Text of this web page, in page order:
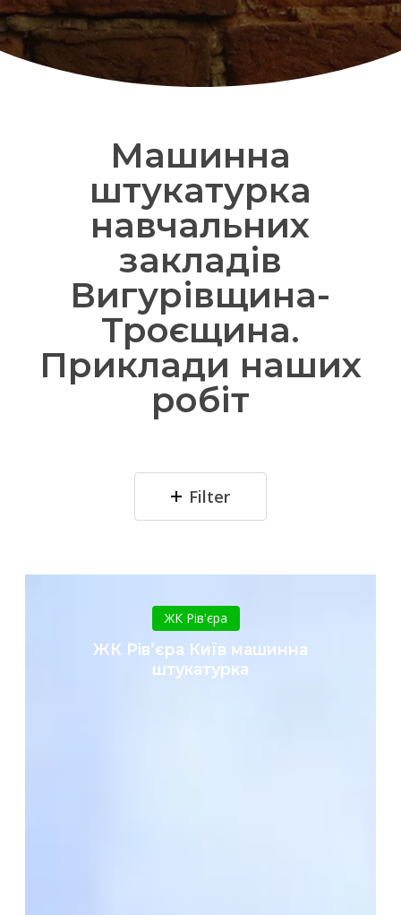
Машинна
штукатурка
навчальних
закладів
Вигурівщина-
Троєщина.
Приклади наших
робіт
Filter
Рів’єра
Київ
машинна
штукатурка
ЖК Рів'єра
ЖК Рів’єра Київ машинна
штукатурка